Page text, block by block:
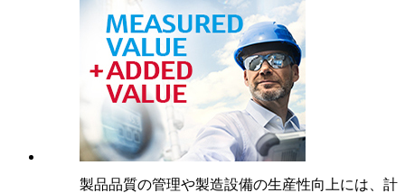
製品品質の管理や製造設備の生産性向上には、計